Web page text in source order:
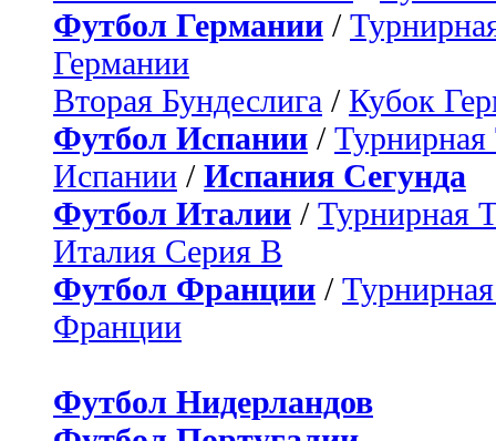
Футбол Германии /
Германии
Вторая Бундеслига / Кубок
Футбол Испании / Турнирная
Испании / Испания Сегунда
Футбол Италии / Турнирная
Италия Серия B
Футбол Франции /
Франции
Футбол Нидерландов